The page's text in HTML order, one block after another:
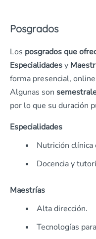
Posgrados
Los posgradosque
Especialidadesy
forma presencial,
Algunas son
por lo que su duración
Especialidades
Nutrición clínica
Docencia y
Maestrías
Alta dirección.
Tecnologías